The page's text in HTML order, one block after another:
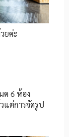
ยค่ะ
ด 6 ห้อง
แต่การจัดรูป